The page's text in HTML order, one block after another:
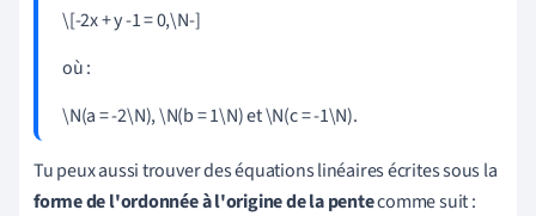
\[-2x + y -1 = 0,\N-]
où :
\N(a = -2\N), \N(b = 1\N) et \N(c = -1\N).
Tu peux aussi trouver des équations linéaires écrites sous la
forme de l'ordonnée à l'origine de la pentecomme suit :